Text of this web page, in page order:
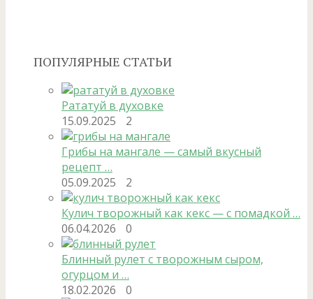
ПОПУЛЯРНЫЕ СТАТЬИ
Рататуй в духовке
15.09.2025
2
Грибы на мангале — самый вкусный
рецепт …
05.09.2025
2
Кулич творожный как кекс — с помадкой …
06.04.2026
0
Блинный рулет с творожным сыром,
огурцом и …
18.02.2026
0